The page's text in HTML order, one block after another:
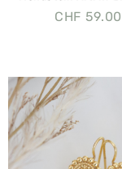
CHF 59.00